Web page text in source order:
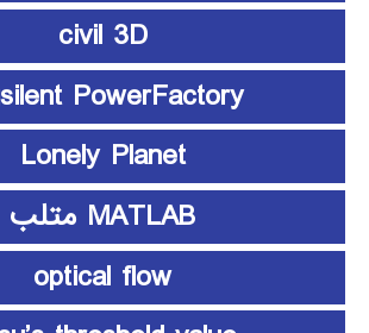
civil 3D
PowerFactory
Lonely Planet
MATLAB متلب
optical flow